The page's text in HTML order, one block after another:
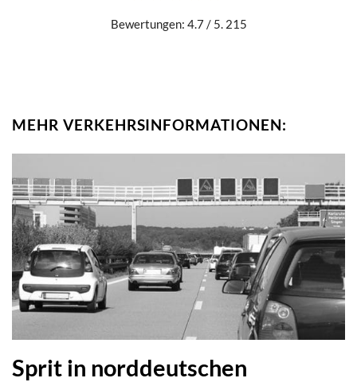
Bewertungen: 4.7 / 5. 215
MEHR VERKEHRSINFORMATIONEN:
Sprit in norddeutschen